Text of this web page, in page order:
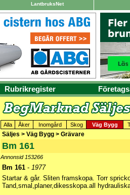
LantbruksNet
Rubrikregister
Alla Åker Inomgård Skog Väg Bygg
Säljes > Väg Bygg > Grävare
Bm 161
Annonsid 153266
Bm 161 - 1977
Startar & går. Sliten framskopa. Torr
Tand,smal,planer,dikesskopa.all